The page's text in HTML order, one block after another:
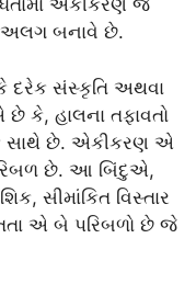
એકીકરણ જે
બનાવે છે.
સંસ્કૃતિ અથવા
કે, હાલના તફાવતો
સાથે છે. એકીકરણ એ
છે. આ બિંદુએ,
સીમાંકિત વિસ્તાર
એ બે પરિબળો છે જે